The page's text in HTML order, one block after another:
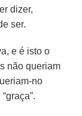
dizer,
ser.
e é isto o
não queriam
no